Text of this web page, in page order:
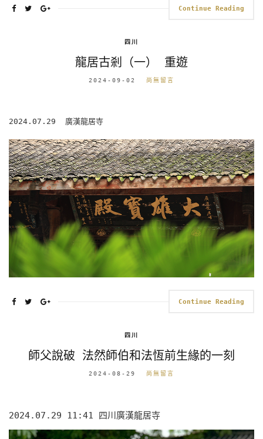
Continue Reading
四川
龍居古剎（一） 重遊
2024-09-02 尚無留言
2024.07.29 廣漢龍居寺
Continue Reading
四川
師父說破 法然師伯和法恆前生緣的一刻
2024-08-29 尚無留言
2024.07.29 11:41 四川廣漢龍居寺